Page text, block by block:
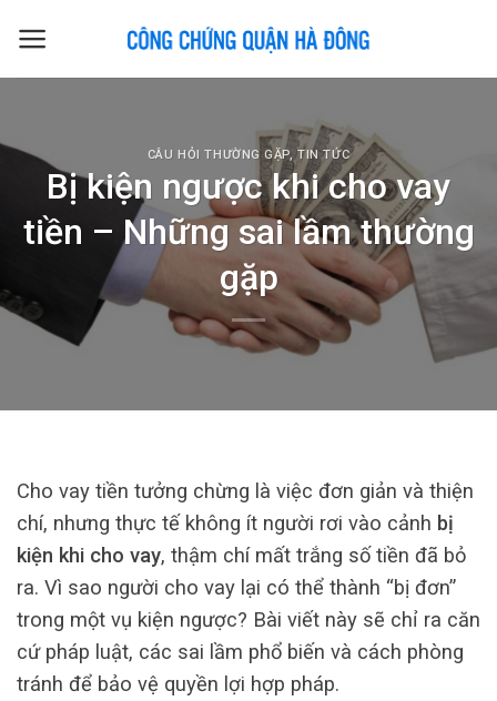
CÂU HỎI THƯỜNG GẶP,TIN TỨC
Bị kiện ngược khi cho vay
tiền – Những sai lầm thường
gặp
Cho vay tiền tưởng chừng là việc đơn giản và thiện
chí, nhưng thực tế không ít người rơi vào cảnh bị
kiện khi cho vay, thậm chí mất trắng số tiền đã bỏ
ra. Vì sao người cho vay lại có thể thành “bị đơn”
trong một vụ kiện ngược? Bài viết này sẽ chỉ ra căn
cứ pháp luật, các sai lầm phổ biến và cách phòng
tránh để bảo vệ quyền lợi hợp pháp.